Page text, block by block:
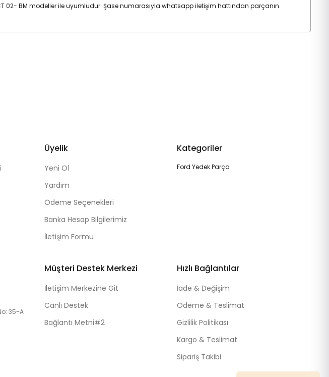
02- BM modeller ile uyumludur. Şase numarasıyla whatsapp iletişim hattından parçanın
Üyelik
Yeni Ol
Yardım
Ödeme Seçenekleri
Banka Hesap Bilgilerimiz
İletişim Formu
Kategoriler
Ford Yedek Parça
35-A
Müşteri Destek Merkezi
İletişim Merkezine Git
Canlı Destek
Bağlantı Metni#2
Hızlı Bağlantılar
İade & Değişim
Ödeme & Teslimat
Gizlilik Politikası
Kargo & Teslimat
Sipariş Takibi